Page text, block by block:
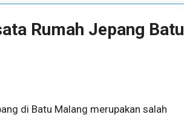
Rumah Jepang Batu
di Batu Malang merupakan salah